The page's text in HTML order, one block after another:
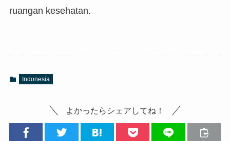
ruangan kesehatan.
Indonesia
よかったらシェアしてね！